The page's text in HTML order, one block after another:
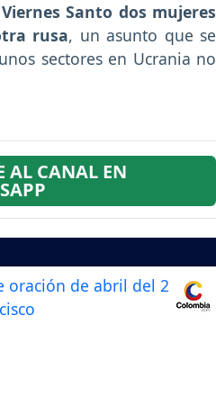
Santo dos mujeres
rusa, un asunto que se
sectores en Ucrania no
AL CANAL EN